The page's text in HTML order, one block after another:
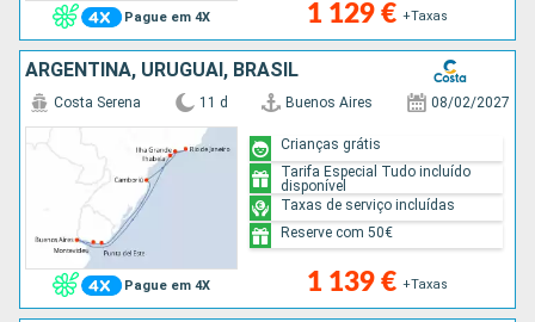
Pague em 4X 1 129 € +Taxas
ARGENTINA, URUGUAI, BRASIL
Pague em 4X
Costa Serena 11 d Buenos Aires 08/02/2027
1 139 € +Taxas
Crianças grátis
Tarifa Especial Tudo incluído
disponível
Taxas de serviço incluídas
Reserve com 50€